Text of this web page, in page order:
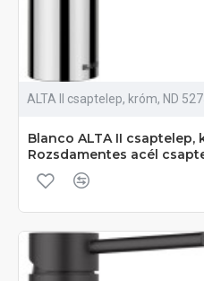
ALTA II csaptelep, króm, ND
Blanco ALTA II csaptelep,
Rozsdamentes acél